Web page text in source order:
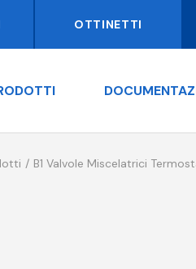
OTTINETTI
B1 Valvole Miscelatrici